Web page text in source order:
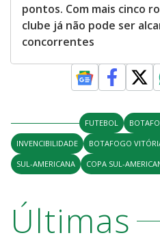
pontos. Com mais cinco
clube já não pode ser
concorrentes
FUTEBOL
INVENCIBILIDADE
BOTAFOGO
SUL-AMERICANA
COPA SUL-
Últimas